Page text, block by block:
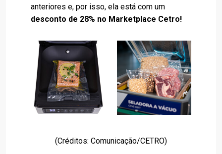
anteriores e, por isso, ela está com um
desconto de 28% no Marketplace Cetro!
(Créditos: Comunicação/CETRO)